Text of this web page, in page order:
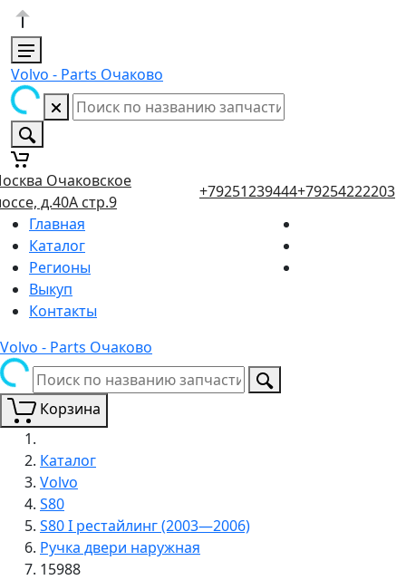
Volvo - Parts Очаково
Очаковское
д.40А стр.9
+79251239444+79254222203
Главная
Каталог
Регионы
Выкуп
Контакты
Volvo - Parts Очаково
Корзина
Каталог
Volvo
S80
S80 I рестайлинг (2003—2006)
Ручка двери наружная
15988